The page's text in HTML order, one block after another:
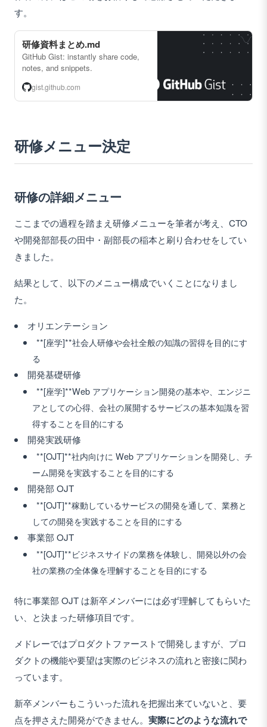
す。
研修資料まとめ.md
GitHub Gist: instantly share code,
notes, and snippets.
gist.github.com
研修メニュー決定
研修の詳細メニュー
ここまでの過程を踏まえ研修メニューを筆者が考え、CTO
や開発部部長の田中・副部長の稲本と刷り合わせをしてい
きました。
結果として、以下のメニュー構成でいくことになりまし
た。
オリエンテーション
**[座学]**社会人研修や会社全般の知識の習得を目的にす
る
開発基礎研修
**[座学]**Web アプリケーション開発の基本や、エンジニ
アとしての心得、会社の展開するサービスの基本知識を習
得することを目的にする
開発実践研修
**[OJT]**社内向けに Web アプリケーションを開発し、チ
ーム開発を実践することを目的にする
開発部 OJT
**[OJT]**稼動しているサービスの開発を通して、業務と
しての開発を実践することを目的にする
事業部 OJT
**[OJT]**ビジネスサイドの業務を体験し、開発以外の会
社の業務の全体像を理解することを目的にする
特に事業部 OJT は新卒メンバーには必ず理解してもらいた
い、と決まった研修項目です。
メドレーではプロダクトファーストで開発しますが、プロ
ダクトの機能や要望は実際のビジネスの流れと密接に関わ
っています。
新卒メンバーもこういった流れを把握出来ていないと、要
点を押さえた開発ができません。 実際にどのような流れで